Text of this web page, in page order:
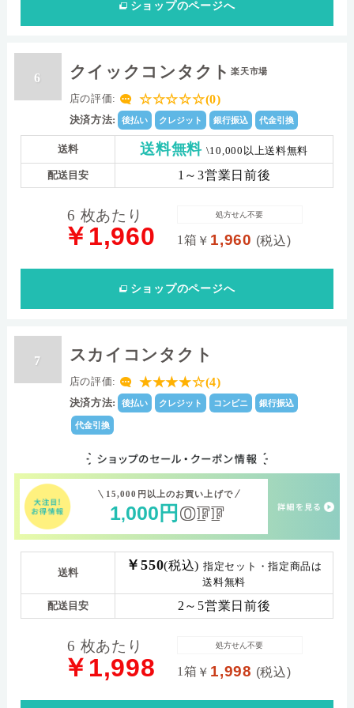
ショップのページへ
6 クイックコンタクト楽天市場
店の評価: ☆☆☆☆☆(0)
決済方法: 後払い クレジット 銀行振込 代金引換
送料 送料無料 \10,000以上送料無料
配送目安 1～3営業日前後
6 枚あたり
￥1,960 1箱 ￥ 1,960 (税込)
処方せん不要
ショップのページへ
7 スカイコンタクト
店の評価: ★★★★☆(4)
決済方法: 後払い クレジット コンビニ 銀行振込
代金引換
15,000円以上のお買い上げで
1,000 円 OFF
送料 ￥550(税込) 指定セット・指定商品は
送料無料
配送目安 2～5営業日前後
6 枚あたり
￥1,998 1箱 ￥ 1,998 (税込)
処方せん不要